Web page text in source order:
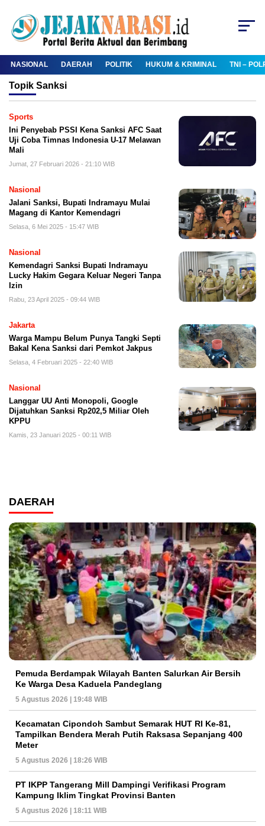
NASIONAL DAERAH POLITIK HUKUM & KRIMINAL TNI –
Topik Sanksi
Sports
Ini Penyebab PSSI Kena Sanksi AFC Saat
Uji Coba Timnas Indonesia U-17 Melawan
Mali
Jumat, 27 Februari 2026 - 21:10 WIB
Nasional
Jalani Sanksi, Bupati Indramayu Mulai
Magang di Kantor Kemendagri
Selasa, 6 Mei 2025 - 15:47 WIB
Nasional
Kemendagri Sanksi Bupati Indramayu
Lucky Hakim Gegara Keluar Negeri Tanpa
Izin
Rabu, 23 April 2025 - 09:44 WIB
Jakarta
Warga Mampu Belum Punya Tangki Septi
Bakal Kena Sanksi dari Pemkot Jakpus
Selasa, 4 Februari 2025 - 22:40 WIB
Nasional
Langgar UU Anti Monopoli, Google
Dijatuhkan Sanksi Rp202,5 Miliar OIeh
KPPU
Kamis, 23 Januari 2025 - 00:11 WIB
DAERAH
Pemuda Berdampak Wilayah Banten Salurkan Air Bersih
Ke Warga Desa Kaduela Pandeglang
5 Agustus 2026 | 19:48 WIB
Kecamatan Cipondoh Sambut Semarak HUT RI Ke-81,
Tampilkan Bendera Merah Putih Raksasa Sepanjang 400
Meter
5 Agustus 2026 | 18:26 WIB
PT IKPP Tangerang Mill Dampingi Verifikasi Program
Kampung Iklim Tingkat Provinsi Banten
5 Agustus 2026 | 18:11 WIB